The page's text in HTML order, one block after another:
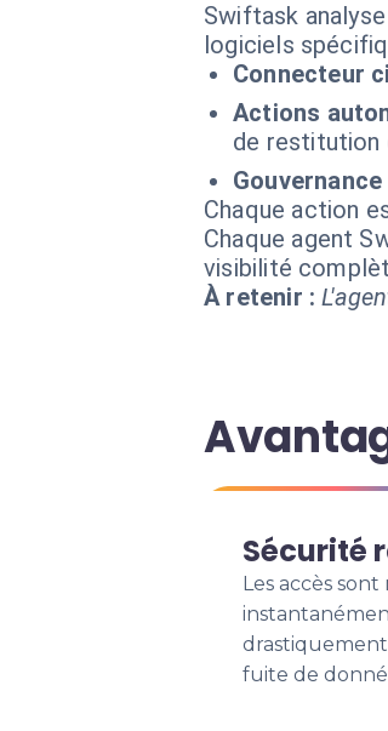
Swiftask
logiciels
Connecteur
Actions
de restitution
Chaque action
Chaque agent
visibilité
À retenir :
Sécurité
Les accès
fuite de